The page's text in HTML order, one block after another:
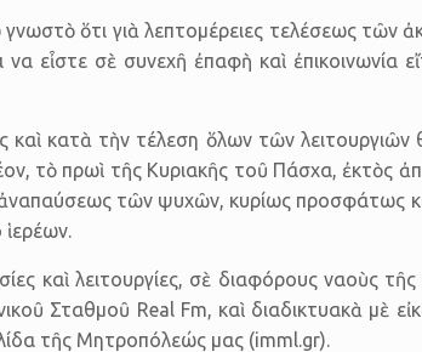
ὅτι γιὰ λεπτομέρειες τελέσεως τῶν
να εἶστε σὲ συνεχῆ ἐπαφὴ καὶ
κατὰ τὴν τέλεση ὅλων τῶν
τὸ πρωὶ τῆς Κυριακῆς τοῦ Πάσχα, ἐκτὸς
ἀνα­παύσεως τῶν ψυχῶν, κυρίως
καὶ λειτουργίες, σὲ διαφόρους ναοὺς
Σταθμοῦ Real Fm, καὶ διαδικτυακὰ μὲ
τῆς Μητροπόλεώς μας (imml.gr).